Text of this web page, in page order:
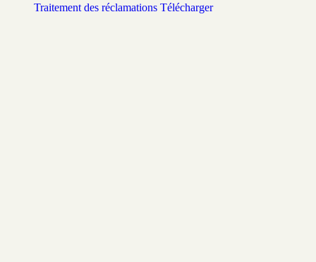
Traitement des réclamations Télécharger